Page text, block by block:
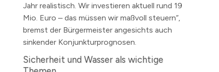
Jahr realistisch. Wir investieren aktuell rund 19
Mio. Euro – das müssen wir maßvoll steuern“,
bremst der Bürgermeister angesichts auch
sinkender Konjunkturprognosen.
Sicherheit und Wasser als wichtige